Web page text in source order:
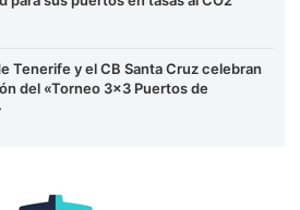
Tenerife y el CB Santa Cruz celebran
del «Torneo 3×3 Puertos de